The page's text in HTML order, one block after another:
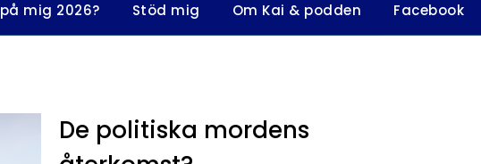
mig 2026? Stöd mig Om Kai & podden Facebook
De politiska mordens